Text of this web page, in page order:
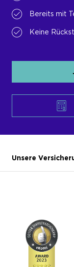
Bereits mit
Keine
Unsere